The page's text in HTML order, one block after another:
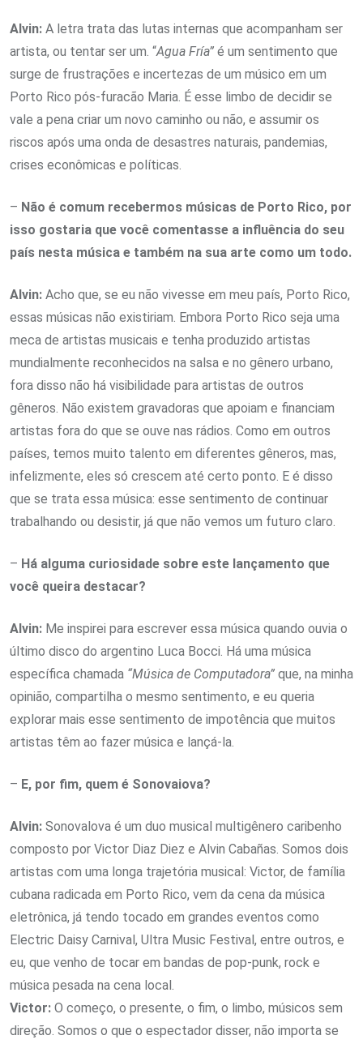
Alvin: A letra trata das lutas internas que acompanham ser
artista, ou tentar ser um. “Agua Fría” é um sentimento que
surge de frustrações e incertezas de um músico em um
Porto Rico pós-furacão Maria. É esse limbo de decidir se
vale a pena criar um novo caminho ou não, e assumir os
riscos após uma onda de desastres naturais, pandemias,
crises econômicas e políticas.
– Não é comum recebermos músicas de Porto Rico, por
isso gostaria que você comentasse a influência do seu
país nesta música e também na sua arte como um todo.
Alvin: Acho que, se eu não vivesse em meu país, Porto Rico,
essas músicas não existiriam. Embora Porto Rico seja uma
meca de artistas musicais e tenha produzido artistas
mundialmente reconhecidos na salsa e no gênero urbano,
fora disso não há visibilidade para artistas de outros
gêneros. Não existem gravadoras que apoiam e financiam
artistas fora do que se ouve nas rádios. Como em outros
países, temos muito talento em diferentes gêneros, mas,
infelizmente, eles só crescem até certo ponto. E é disso
que se trata essa música: esse sentimento de continuar
trabalhando ou desistir, já que não vemos um futuro claro.
– Há alguma curiosidade sobre este lançamento que
você queira destacar?
Alvin: Me inspirei para escrever essa música quando ouvia o
último disco do argentino Luca Bocci. Há uma música
específica chamada “Música de Computadora” que, na minha
opinião, compartilha o mesmo sentimento, e eu queria
explorar mais esse sentimento de impotência que muitos
artistas têm ao fazer música e lançá-la.
– E, por fim, quem é Sonovaiova?
Alvin: Sonovalova é um duo musical multigênero caribenho
composto por Victor Diaz Diez e Alvin Cabañas. Somos dois
artistas com uma longa trajetória musical: Victor, de família
cubana radicada em Porto Rico, vem da cena da música
eletrônica, já tendo tocado em grandes eventos como
Electric Daisy Carnival, Ultra Music Festival, entre outros, e
eu, que venho de tocar em bandas de pop-punk, rock e
música pesada na cena local.
Victor: O começo, o presente, o fim, o limbo, músicos sem
direção. Somos o que o espectador disser, não importa se